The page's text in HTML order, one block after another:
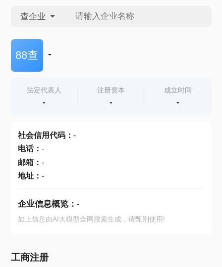
查企业
查企业
查产地
88查 -
法定代表人
-
注册资本
-
成立时间
-
社会信用代码： -
电话： -
邮箱： -
地址： -
企业信息概览： -
如上信息由AI大模型全网搜索生成，请甄别使用!
工商注册